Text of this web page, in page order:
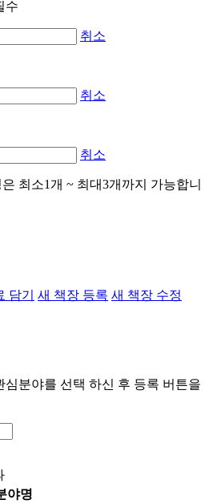
취소
취소
취소
최소1개 ~ 최대3개까지 가능합니
담기 새 책장 등록 새 책장 수정
심분야를 선택 하신 후 등록 버튼을
야명